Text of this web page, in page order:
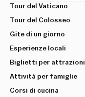
Tour del Vaticano
Tour del Colosseo
Gite di un giorno
Esperienze locali
Biglietti per attrazioni
Attività per famiglie
Corsi di cucina